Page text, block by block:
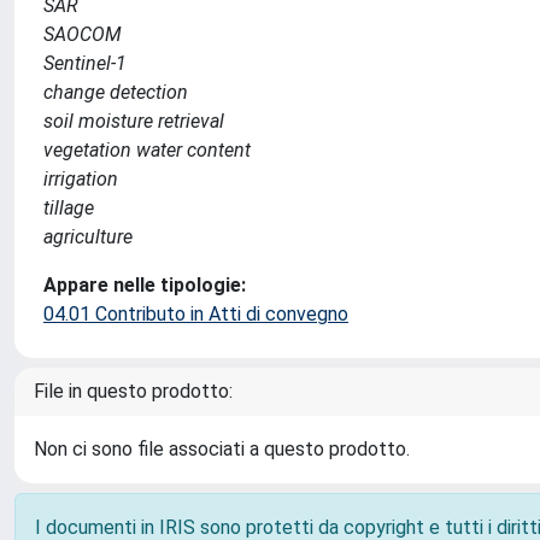
SAR
SAOCOM
Sentinel-1
change detection
soil moisture retrieval
vegetation water content
irrigation
tillage
agriculture
Appare nelle tipologie:
04.01 Contributo in Atti di convegno
File in questo prodotto:
Non ci sono file associati a questo prodotto.
I documenti in IRIS sono protetti da copyright e tutti i